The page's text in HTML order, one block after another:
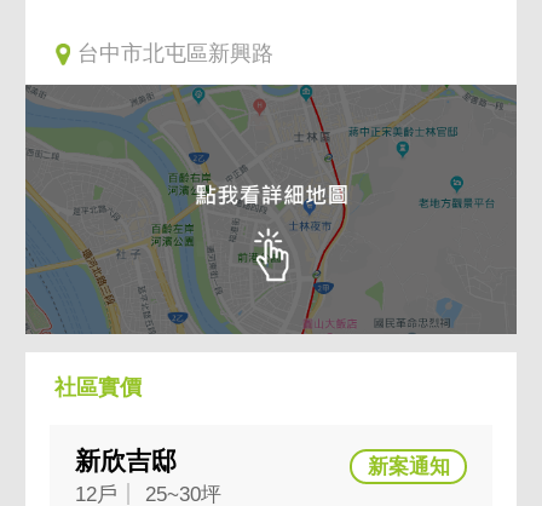
台中市北屯區新興路
社區實價
新欣吉邸
12戶 25~30坪